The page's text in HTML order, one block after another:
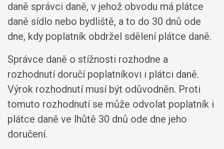
daně správci daně, v jehož obvodu má plátce
daně sídlo nebo bydliště, a to do 30 dnů ode
dne, kdy poplatník obdržel sdělení plátce daně.
Správce daně o stížnosti rozhodne a
rozhodnutí doručí poplatníkovi i plátci daně.
Výrok rozhodnutí musí být odůvodněn. Proti
tomuto rozhodnutí se může odvolat poplatník i
plátce daně ve lhůtě 30 dnů ode dne jeho
doručení.